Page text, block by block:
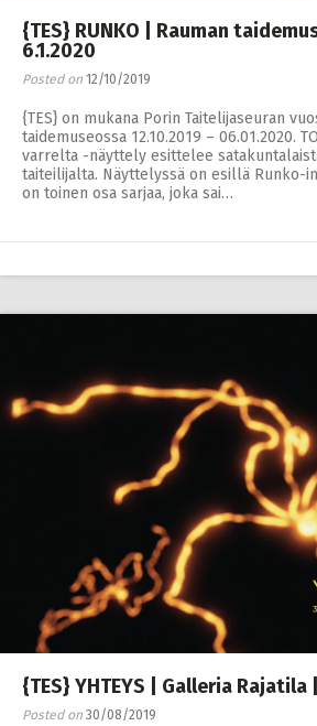
{TES} RUNKO | Rauman
6.1.2020
Posted on 12/10/2019
{TES} on mukana Porin Taitelijaseuran
taidemuseossa 12.10.2019 – 06.01.2020.
varrelta -näyttely esittelee
taiteilijalta. Näyttelyssä on esillä Runko-
on toinen osa sarjaa, joka sai…
{TES} YHTEYS | Galleria Rajatila
Posted on 30/08/2019